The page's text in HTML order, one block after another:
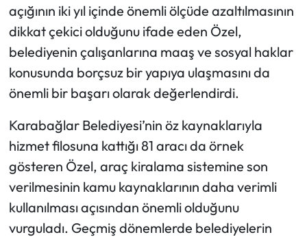
açığının iki yıl içinde önemli ölçüde azaltılmasının
dikkat çekici olduğunu ifade eden Özel,
belediyenin çalışanlarına maaş ve sosyal haklar
konusunda borçsuz bir yapıya ulaşmasını da
önemli bir başarı olarak değerlendirdi.
Karabağlar Belediyesi’nin öz kaynaklarıyla
hizmet filosuna kattığı 81 aracı da örnek
gösteren Özel, araç kiralama sistemine son
verilmesinin kamu kaynaklarının daha verimli
kullanılması açısından önemli olduğunu
vurguladı. Geçmiş dönemlerde belediyelerin